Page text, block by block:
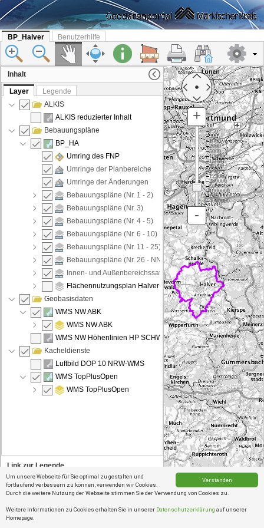
Verstanden
Um unsere Webseite für Sie optimal zu gestalten und
fortlaufend verbessern zu können, verwenden wir Cookies.
Durch die weitere Nutzung der Webseite stimmen Sie der Verwendung von Cookies zu.
Weitere Informationen zu Cookies erhalten Sie in unserer Datenschutzerklärung auf unserer
Homepage.
BP_Halver Benutzerhilfe
Stadt Halver
+
4000000
2000000
1000000
500000
250000
125000
64000
32000
15000
10000
5000
2000
1000
500
250
-
0 5 10km
Inhalt
Layer
Legende
ALKIS
ALKIS reduzierter Inhalt
Bebauungspläne
BP_HA
Umring des FNP
Umringe der Planbereiche
Umringe der Änderungen
Bebauungspläne (Nr. 1 - 2)
Bebauungspläne (Nr. 3)
Bebauungspläne (Nr. 4 - 5)
Bebauungspläne (Nr. 6 - 10)
Bebauungspläne (Nr. 11 - 25)
Bebauungspläne (Nr. 26 - NN)
Innen- und Außenbereichssatzungen
Flächennutzungsplan Halver
Geobasisdaten
WMS NW ABK
WMS NW ABK
WMS NW Höhenlinien HP SCHWARZ
Kacheldienste
Luftbild DOP 10 NRW-WMS
WMS TopPlusOpen
WMS TopPlusOpen
Link zur Legende
Liegenschaftskataster Legenden
Verschieben